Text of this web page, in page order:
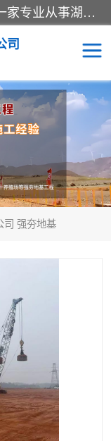
湖南业峻强夯基础工程有限公司是一家专业从事湖南强夯基础工程、强夯机租赁，地基处理的施工单位。业务覆盖：湖南、广东，江西等地。可承接1000KN.m-25000KN.m强夯（置换）工程。公司创始人是国内较早期从事强夯施工的建设者，经过多年的一步一个脚印的发展，在行业内具有较高的度和良好的口碑。
司
司 强夯地基
租赁
队伍